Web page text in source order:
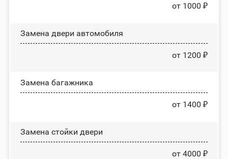
от 1000 ₽
Замена двери автомобиля
от 1200 ₽
Замена багажника
от 1400 ₽
Зaмeнa cтoйĸи двepи
от 4000 ₽